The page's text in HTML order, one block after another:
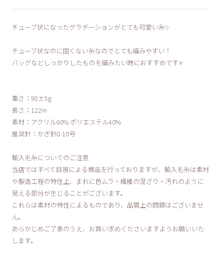
チューブ状になったグラデーションがとても可愛い糸✨
チューブ状なのに固くない糸なのでとても編みやすい！
バッグなどしっかりしたものを編みたい時におすすめです⭐️
重さ：98±5g
長さ：122m
素材：アクリル60% ポリエステル40%
推奨針：かぎ針8-10号
輸入毛糸についてのご注意
当店ではすべて目視による検品を行っておりますが、輸入毛糸は素材
や製造工程の特性上、まれに色ムラ・繊維の混ざり・汚れのように
見える部分が生じることがございます。
これらは素材の特性によるものであり、品質上の問題はございませ
ん。
あらかじめご了承のうえ、お買い求めくださいますようお願いいた
します。